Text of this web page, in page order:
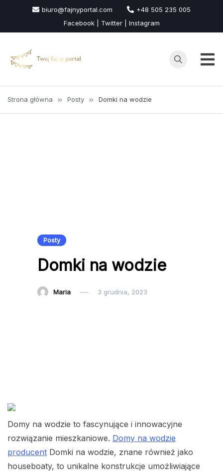
treści
biuro@fajnyportal.com
+48 505 235 005
Facebook | Twitter | Instagram
Strona główna Posty Domki na wodzie
Posty
Domki na wodzie
Maria 3 grudnia, 2023
Domy na wodzie to fascynujące i innowacyjne
rozwiązanie mieszkaniowe. Domy na wodzie
producent Domki na wodzie, znane również jako
houseboaty, to unikalne konstrukcje umożliwiające